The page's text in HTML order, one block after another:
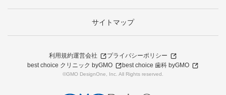
サイトマップ
利用規約運営会社
プライバシーポリシー
best choice クリニック byGMO
best choice 歯科 byGMO
©GMO DesignOne, Inc. All Rights reserved.